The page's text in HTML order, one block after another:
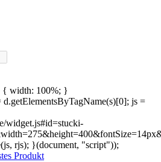
{ width: 100%; }
js =
widget.js#id=stucki-
rjs); }(document, "script"));
Produkt